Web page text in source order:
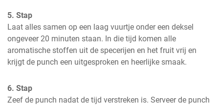
5. Stap
Laat alles samen op een laag vuurtje onder een deksel
ongeveer 20 minuten staan. In die tijd komen alle
aromatische stoffen uit de specerijen en het fruit vrij en
krijgt de punch een uitgesproken en heerlijke smaak.
6. Stap
Zeef de punch nadat de tijd verstreken is. Serveer de punch